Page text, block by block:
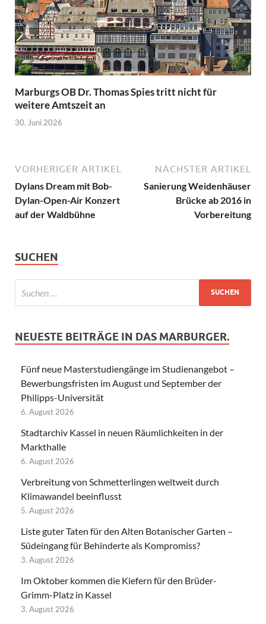
Marburgs OB Dr. Thomas Spies tritt nicht für
weitere Amtszeit an
30. Juni 2026
VORHERIGER ARTIKEL
Dylans Dream mit Bob-
Dylan-Open-Air Konzert
auf der Waldbühne
NÄCHSTER ARTIKEL
Sanierung Weidenhäuser
Brücke ab 2016 in
Vorbereitung
SUCHEN
NEUESTE BEITRÄGE IN DAS MARBURGER.
Fünf neue Masterstudiengänge im Studienangebot –
Bewerbungsfristen im August und September der
Philipps-Universität
6. August 2026
Stadtarchiv Kassel in neuen Räumlichkeiten in der
Markthalle
6. August 2026
Verbreitung von Schmetterlingen weltweit durch
Klimawandel beeinflusst
5. August 2026
Liste guter Taten für den Alten Botanischer Garten –
Südeingang für Behinderte als Kompromiss?
3. August 2026
Im Oktober kommen die Kiefern für den Brüder-
Grimm-Platz in Kassel
3. August 2026